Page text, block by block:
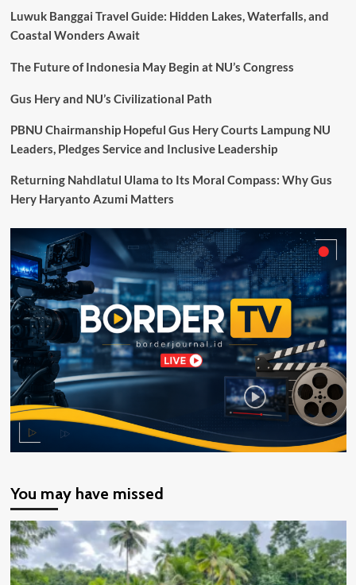
Luwuk Banggai Travel Guide: Hidden Lakes, Waterfalls, and
Coastal Wonders Await
The Future of Indonesia May Begin at NU’s Congress
Gus Hery and NU’s Civilizational Path
PBNU Chairmanship Hopeful Gus Hery Courts Lampung NU
Leaders, Pledges Service and Inclusive Leadership
Returning Nahdlatul Ulama to Its Moral Compass: Why Gus
Hery Haryanto Azumi Matters
You may have missed